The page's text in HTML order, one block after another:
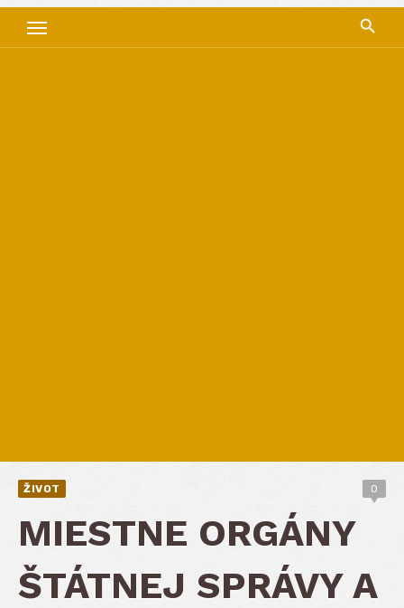
ŽIVOT 0
MIESTNE ORGÁNY
ŠTÁTNEJ SPRÁVY A